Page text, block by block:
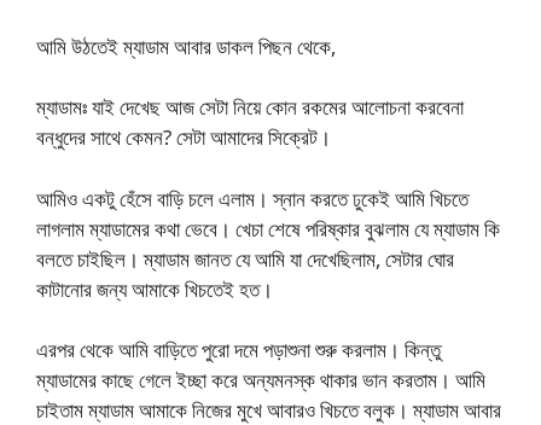
আমি উঠতেই ম্যাডাম আবার ডাকল পিছন থেকে,
ম্যাডামঃ যাই দেখেছ আজ সেটা নিয়ে কোন রকমের আলোচনা করবেনা
বন্ধুদের সাথে কেমন? সেটা আমাদের সিক্রেট।
আমিও একটু হেঁসে বাড়ি চলে এলাম। স্নান করতে ঢুকেই আমি খিচতে
লাগলাম ম্যাডামের কথা ভেবে। খেচা শেষে পরিষ্কার বুঝলাম যে ম্যাডাম কি
বলতে চাইছিল। ম্যাডাম জানত যে আমি যা দেখেছিলাম, সেটার ঘোর
কাটানোর জন্য আমাকে খিচতেই হত।
এরপর থেকে আমি বাড়িতে পুরো দমে পড়াশুনা শুরু করলাম। কিন্তু
ম্যাডামের কাছে গেলে ইচ্ছা করে অন্যমনস্ক থাকার ভান করতাম। আমি
চাইতাম ম্যাডাম আমাকে নিজের মুখে আবারও খিচতে বলুক। ম্যাডাম আবার